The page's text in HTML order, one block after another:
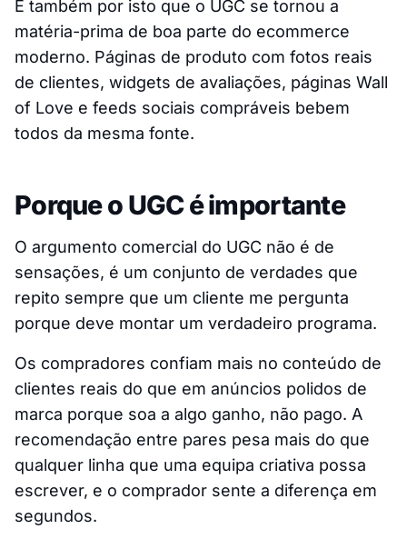
É também por isto que o UGC se tornou a
matéria-prima de boa parte do ecommerce
moderno. Páginas de produto com fotos reais
de clientes, widgets de avaliações, páginas Wall
of Love e feeds sociais compráveis bebem
todos da mesma fonte.
Porque o UGC é importante
O argumento comercial do UGC não é de
sensações, é um conjunto de verdades que
repito sempre que um cliente me pergunta
porque deve montar um verdadeiro programa.
Os compradores confiam mais no conteúdo de
clientes reais do que em anúncios polidos de
marca porque soa a algo ganho, não pago. A
recomendação entre pares pesa mais do que
qualquer linha que uma equipa criativa possa
escrever, e o comprador sente a diferença em
segundos.